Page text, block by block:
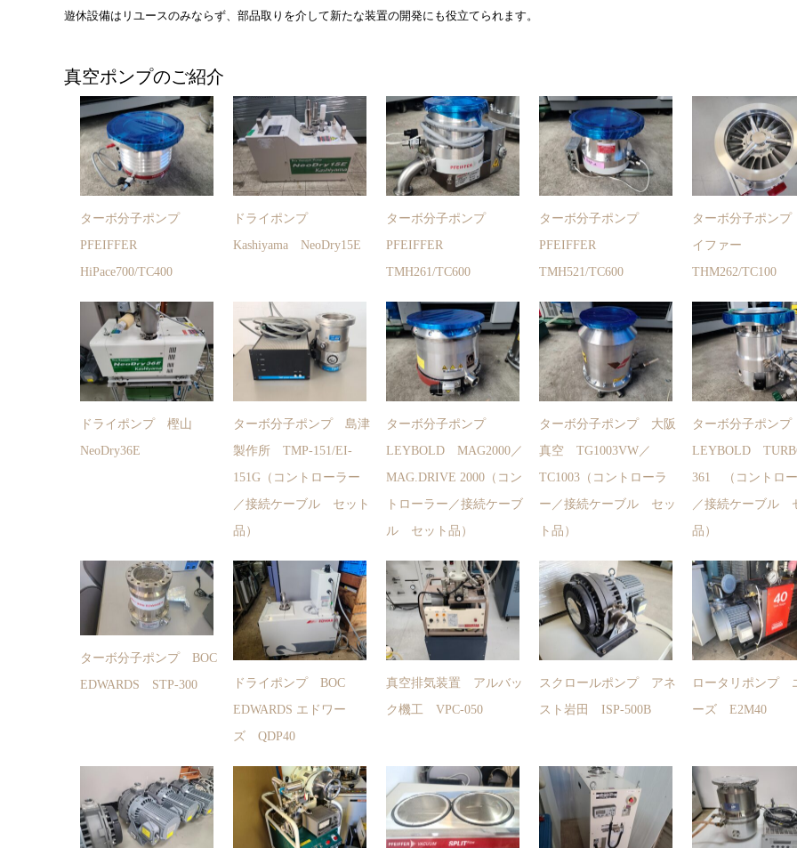
遊休設備はリユースのみならず、部品取りを介して新たな装置の開発にも役立てられます。
真空ポンプのご紹介
ターボ分子ポンプ
PFEIFFER
HiPace700/TC400
ドライポンプ
Kashiyama NeoDry15E
ターボ分子ポンプ
PFEIFFER
TMH261/TC600
ターボ分子ポンプ
PFEIFFER
TMH521/TC600
ターボ分子ポン
イファー
THM262/TC100
ドライポンプ 樫山
NeoDry36E
ターボ分子ポンプ 島津
製作所 TMP-151/EI-
151G（コントローラー
／接続ケーブル セット
品）
ターボ分子ポンプ
LEYBOLD MAG2000／
MAG.DRIVE 2000（コン
トローラー／接続ケーブ
ル セット品）
ターボ分子ポンプ 大阪
真空 TG1003VW／
TC1003（コントローラ
ー／接続ケーブル セッ
ト品）
ターボ分子ポン
LEYBOLD
361 （コントロ
／接続ケーブル
品）
ターボ分子ポンプ BOC
EDWARDS STP-300
ドライポンプ BOC
EDWARDS エドワー
ズ QDP40
真空排気装置 アルバッ
ク機工 VPC-050
スクロールポンプ アネ
スト岩田 ISP-500B
ロータリポンプ
ーズ E2M40